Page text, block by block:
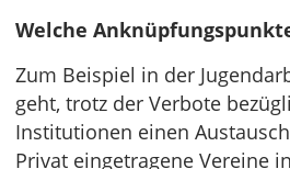
Welche
Zum Beispiel in der
geht, trotz der Verbote
Institutionen einen
Privat eingetragene Vereine